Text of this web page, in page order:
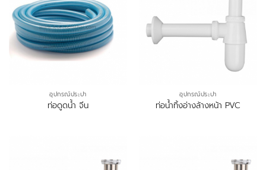
อุปกรณ์ประปา
ท่อดูดน้ำ จีน
อุปกรณ์ประปา
ท่อน้ำทิ้งอ่างล้างหน้า PVC